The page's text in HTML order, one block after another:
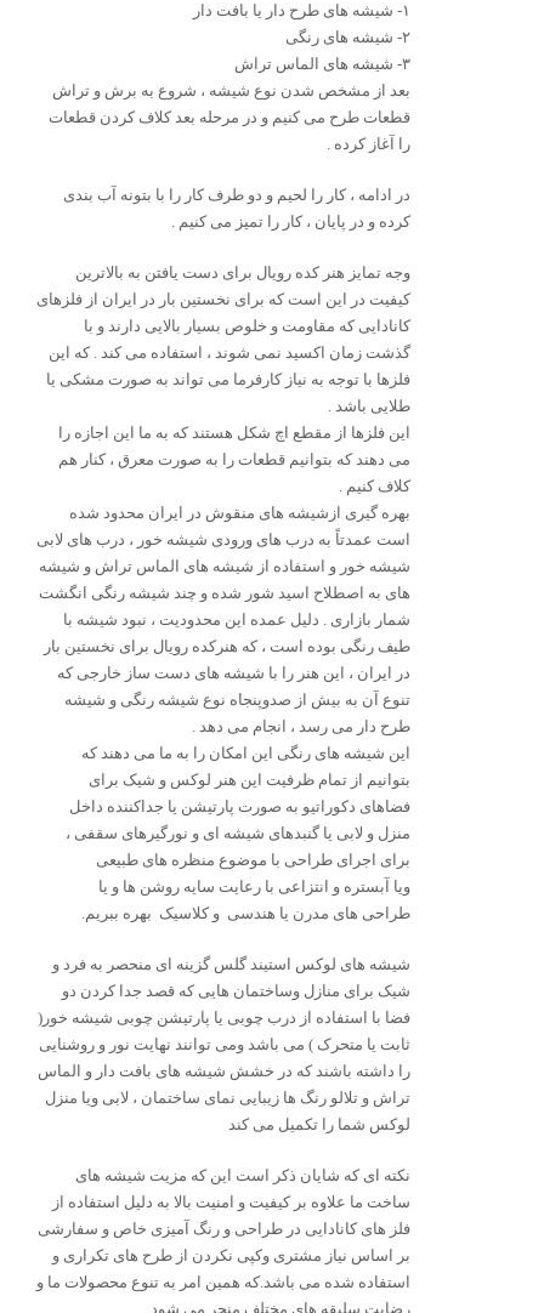
۱- شیشه های طرح دار یا بافت دار
۲- شیشه های رنگی
۳- شیشه های الماس تراش
بعد از مشخص شدن نوع شیشه ، شروع به برش و تراش
قطعات طرح می کنیم و در مرحله بعد کلاف کردن قطعات
را آغاز کرده .
در ادامه ، کار را لحیم و دو طرف کار را با بتونه آب بندی
کرده و در پایان ، کار را تمیز می کنیم .
وجه تمایز هنر کده رویال برای دست یافتن به بالاترین
کیفیت در این است که برای نخستین بار در ایران از فلزهای
کانادایی که مقاومت و خلوص بسیار بالایی دارند و با
گذشت زمان اکسید نمی شوند ، استفاده می کند . که این
فلزها با توجه به نیاز کارفرما می تواند به صورت مشکی یا
طلایی باشد .
این فلزها از مقطع اچ شکل هستند که به ما این اجازه را
می دهند که بتوانیم قطعات را به صورت معرق ، کنار هم
کلاف کنیم .
بهره گیری ازشیشه های منقوش در ایران محدود شده
است عمدتاً به درب های ورودی شیشه خور ، درب های لابی
شیشه خور و استفاده از شیشه های الماس تراش و شیشه
های به اصطلاح اسید شور شده و چند شیشه رنگی انگشت
شمار بازاری . دلیل عمده این محدودیت ، نبود شیشه با
طیف رنگی بوده است ، که هنرکده رویال برای نخستین بار
در ایران ، این هنر را با شیشه های دست ساز خارجی که
تنوع آن به بیش از صدوپنجاه نوع شیشه رنگی و شیشه
طرح دار می رسد ، انجام می دهد .
این شیشه های رنگی این امکان را به ما می دهند که
بتوانیم از تمام ظرفیت این هنر لوکس و شیک برای
فضاهای دکوراتیو به صورت پارتیشن یا جداکننده داخل
منزل و لابی یا گنبدهای شیشه ای و نورگیرهای سقفی ،
برای اجرای طراحی با موضوع منظره های طبیعی
ویا آبستره و انتزاعی با رعایت سایه روشن ها و یا
طراحی های مدرن یا هندسی و کلاسیک بهره ببریم.
شیشه های لوکس استیند گلس گزینه ای منحصر به فرد و
شیک برای منازل وساختمان هایی که قصد جدا کردن دو
فضا با استفاده از درب چوبی یا پارتیشن چوبی شیشه خور(
ثابت یا متحرک ) می باشد ومی توانند نهایت نور و روشنایی
را داشته باشند که در خشش شیشه های بافت دار و الماس
تراش و تلالو رنگ ها زیبایی نمای ساختمان ، لابی ویا منزل
لوکس شما را تکمیل می کند
نکته ای که شایان ذکر است این که مزیت شیشه های
ساخت ما علاوه بر کیفیت و امنیت بالا به دلیل استفاده از
فلز های کانادایی در طراحی و رنگ آمیزی خاص و سفارشی
بر اساس نیاز مشتری وکپی نکردن از طرح های تکراری و
استفاده شده می باشد.که همین امر به تنوع محصولات ما و
رضایت سلیقه های مختلف منجر می شود.